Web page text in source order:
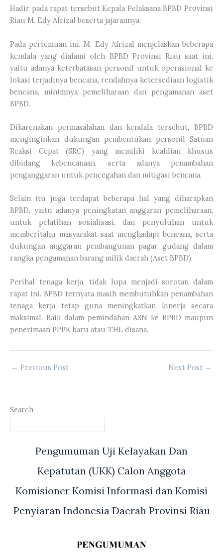
Hadir pada rapat tersebut Kepala Pelaksana BPBD Provinsi
Riau M. Edy Afrizal beserta jajarannya.
Pada pertemuan ini, M. Edy Afrizal menjelaskan beberapa
kendala yang dialami oleh BPBD Provinsi Riau saat ini,
yaitu adanya keterbatasan personil untuk operasional ke
lokasi terjadinya bencana, rendahnya ketersediaan logistik
bencana, minimnya pemeliharaan dan pengamanan aset
BPBD.
Dikarenakan permasalahan dan kendala tersebut, BPBD
menginginkan dukungan pembentukan personil Satuan
Reaksi Cepat (SRC) yang memiliki keahlian khusus
dibidang kebencanaan, serta adanya penambahan
penganggaran untuk pencegahan dan mitigasi bencana.
Selain itu juga terdapat beberapa hal yang diharapkan
BPBD, yaitu adanya peningkatan anggaran pemeliharaan,
untuk pelatihan sosialisasi, dan penyuluhan untuk
memberitahu masyarakat saat menghadapi bencana, serta
dukungan anggaran pembangunan pagar gudang dalam
rangka pengamanan barang milik daerah (Aset BPBD).
Perihal tenaga kerja, tidak lupa menjadi sorotan dalam
rapat ini. BPBD ternyata masih membutuhkan penambahan
tenaga kerja tetap guna meningkatkan kinerja secara
maksimal. Baik dalam pemindahan ASN ke BPBD maupun
penerimaan PPPK baru atau THL disana.
← Previous Post Next Post →
Search
Pengumuman Uji Kelayakan Dan
Kepatutan (UKK) Calon Anggota
Komisioner Komisi Informasi dan Komisi
Penyiaran Indonesia Daerah Provinsi Riau